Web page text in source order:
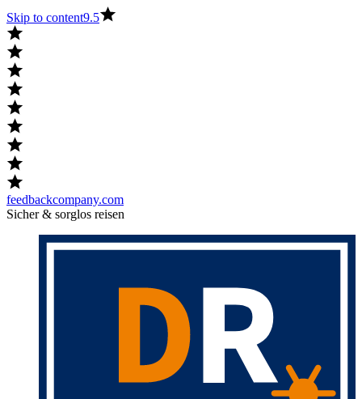
Skip to content9.5
feedbackcompany.com
Sicher & sorglos reisen